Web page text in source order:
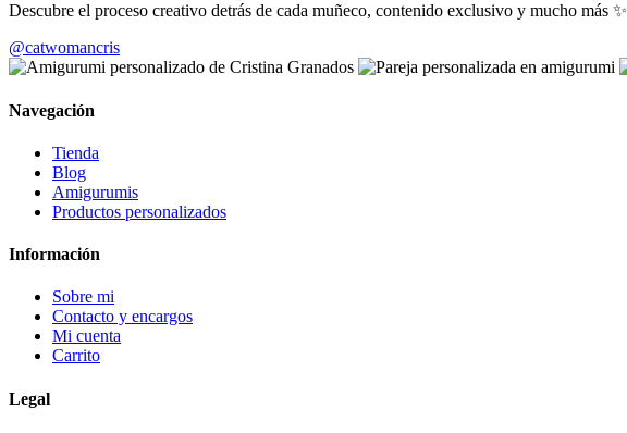
Descubre el proceso creativo detrás de cada muñeco, contenido exclusivo y mucho más ✨
@catwomancris
Navegación
Tienda
Blog
Amigurumis
Productos personalizados
Información
Sobre mi
Contacto y encargos
Mi cuenta
Carrito
Legal